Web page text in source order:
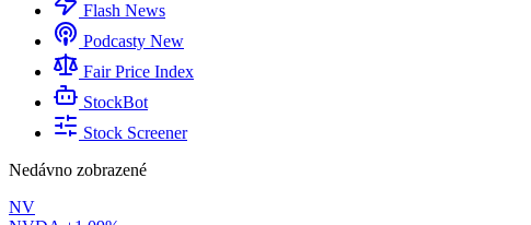
Flash News
Podcasty New
Fair Price Index
StockBot
Stock Screener
Nedávno zobrazené
NV